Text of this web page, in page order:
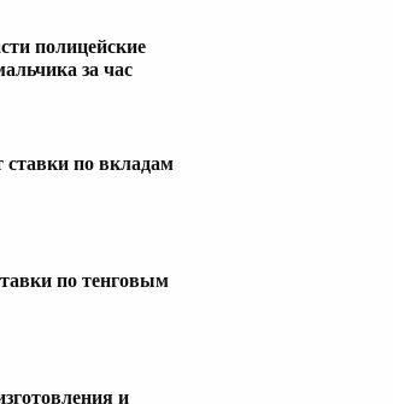
полицейские
за час
ставки по вкладам
по тенговым
и